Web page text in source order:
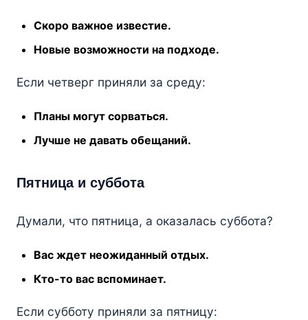
Скоро важное известие.
Новые возможности на подходе.
Если четверг приняли за среду:
Планы могут сорваться.
Лучше не давать обещаний.
Пятница и суббота
Думали, что пятница, а оказалась суббота?
Вас ждет неожиданный отдых.
Кто-то вас вспоминает.
Если субботу приняли за пятницу: